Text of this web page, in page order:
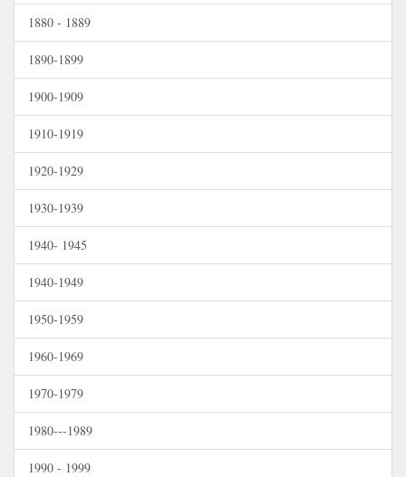
1880 - 1889
1890-1899
1900-1909
1910-1919
1920-1929
1930-1939
1940- 1945
1940-1949
1950-1959
1960-1969
1970-1979
1980---1989
1990 - 1999